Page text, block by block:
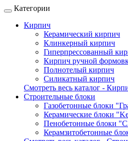
Категории
Кирпич
Керамический кирпич
Клинкерный кирпич
Гиперпрессованный
Кирпич ручной
Полнотелый кирпич
Силикатный кирпич
Смотреть весь каталог -
Строительные блоки
Газобетонные блоки
Керамические блоки
Пенобетонные блоки
Керамзитобетонные